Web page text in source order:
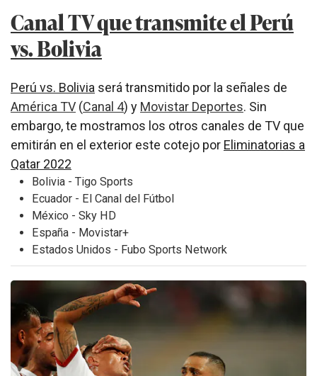
Canal TV que transmite el Perú
vs. Bolivia
Perú vs. Bolivia será transmitido por la señales de
América TV (Canal 4) y Movistar Deportes. Sin
embargo, te mostramos los otros canales de TV que
emitirán en el exterior este cotejo por Eliminatorias a
Qatar 2022
Bolivia - Tigo Sports
Ecuador - El Canal del Fútbol
México - Sky HD
España - Movistar+
Estados Unidos - Fubo Sports Network